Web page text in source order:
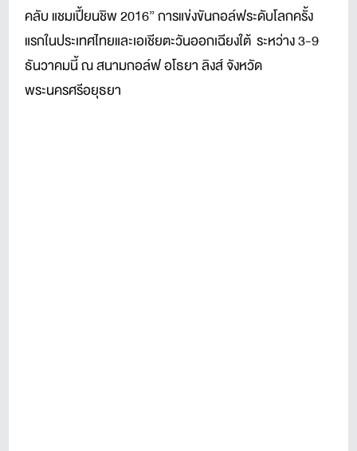
คลับ แชมเปี้ยนชิพ 2016” การแข่งขันกอล์ฟระดับโลกครั้ง
แรกในประเทศไทยและเอเชียตะวันออกเฉียงใต้ ระหว่าง 3-9
ธันวาคมนี้ ณ สนามกอล์ฟ อโธยา ลิงส์ จังหวัด
พระนครศรีอยุธยา